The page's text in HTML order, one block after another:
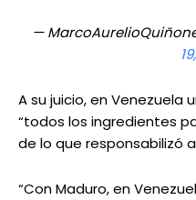
—
A su juicio, en Venezuela
“todos los ingredientes
de lo que responsabilizó
“Con Maduro, en